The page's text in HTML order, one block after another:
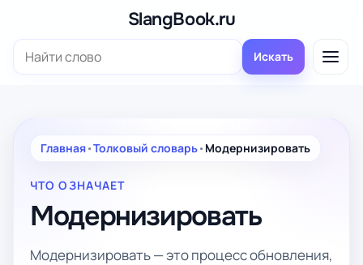
содержимому
SlangBook.ru
Поиск: Искать
Главная•Толковый словарь• Модернизировать
ЧТО ОЗНАЧАЕТ
Модернизировать
Модернизировать — это процесс обновления,